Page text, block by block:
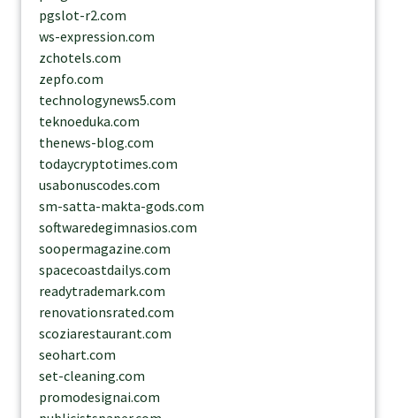
pgslot-r2.com
ws-expression.com
zchotels.com
zepfo.com
technologynews5.com
teknoeduka.com
thenews-blog.com
todaycryptotimes.com
usabonuscodes.com
sm-satta-makta-gods.com
softwaredegimnasios.com
soopermagazine.com
spacecoastdailys.com
readytrademark.com
renovationsrated.com
scoziarestaurant.com
seohart.com
set-cleaning.com
promodesignai.com